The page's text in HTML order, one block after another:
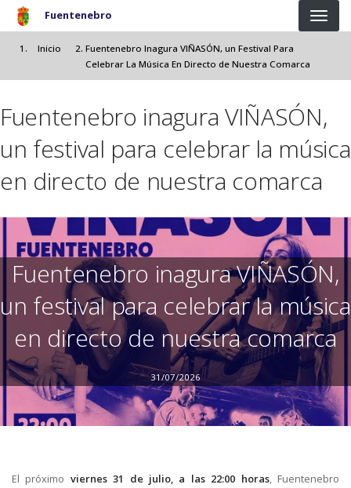
Pasar al contenido principal
Fuentenebro
Inicio
Fuentenebro Inagura VIÑASÓN, un Festival Para
Celebrar La Música En Directo de Nuestra Comarca
Fuentenebro inagura VIÑASÓN,
un festival para celebrar la música
en directo de nuestra comarca
Fuentenebro inagura VIÑASÓN,
un festival para celebrar la música
en directo de nuestra comarca
31/07/2026
El próximo viernes 31 de julio, a las 22:00 horas, Fuentenebro